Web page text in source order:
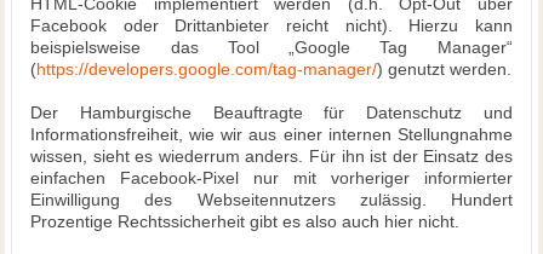
HTML-Cookie implementiert werden (d.h. Opt-Out über
Facebook oder Drittanbieter reicht nicht). Hierzu kann
beispielsweise das Tool „Google Tag Manager“
(https://developers.google.com/tag-manager/) genutzt werden.
Der Hamburgische Beauftragte für Datenschutz und
Informationsfreiheit, wie wir aus einer internen Stellungnahme
wissen, sieht es wiederrum anders. Für ihn ist der Einsatz des
einfachen Facebook-Pixel nur mit vorheriger informierter
Einwilligung des Webseitennutzers zulässig. Hundert
Prozentige Rechtssicherheit gibt es also auch hier nicht.